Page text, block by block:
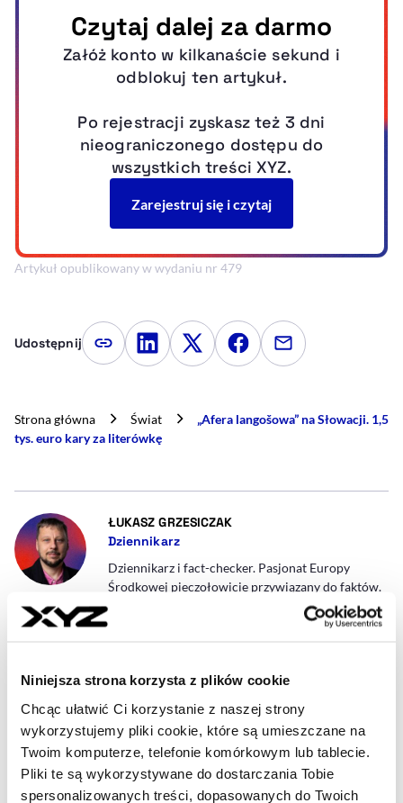
Niniejsza strona korzysta z plików cookie
Chcąc ułatwić Ci korzystanie z naszej strony
wykorzystujemy pliki cookie, które są umieszczane na
Twoim komputerze, telefonie komórkowym lub tablecie.
Pliki te są wykorzystywane do dostarczania Tobie
spersonalizowanych treści, dopasowanych do Twoich
Artykuł opublikowany w wydaniu nr 479
Udostępnij Kopiuj link artykułu
Udostępnij na LinkedIn
Udostępnij na Twitterze
Udostępnij na
Udostępnij
Strona główna Świat
„Afera langošowa” na Słowacji. 1,5
tys. euro kary za literówkę
ŁUKASZ GRZESICZAK- AUTOR ARTYKUŁU - PROFIL
Dziennikarz
Dziennikarz i fact-checker. Pasjonat Europy
Środkowej pieczołowicie przywiązany do faktów.
W wolnym czasie: rower, badminton i Bratysława.